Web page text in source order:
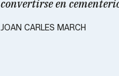
convertirse en
JOAN CARLES MARCH